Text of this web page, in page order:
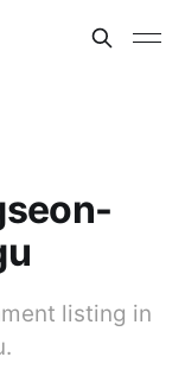
listing in